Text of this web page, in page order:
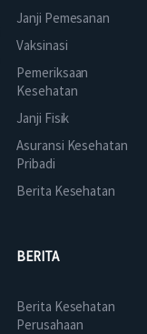
Janji Pemesanan
Vaksinasi
Pemeriksaan
Kesehatan
Janji Fisik
Asuransi Kesehatan
Pribadi
Berita Kesehatan
BERITA
Berita Kesehatan
Perusahaan